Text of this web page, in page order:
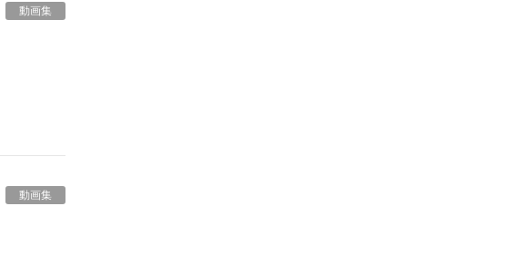
動画集
動画集